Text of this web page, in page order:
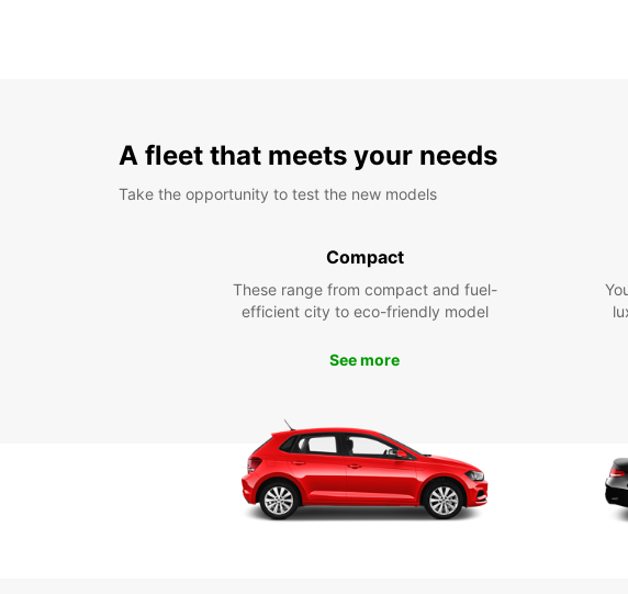
A fleet that meets your needs
Take the opportunity to test the new models
Compact
These range from compact and fuel-
efficient city to eco-friendly model
See more